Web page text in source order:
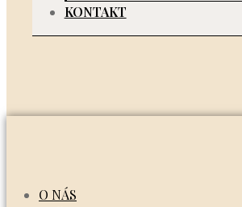
KONTAKT
O NÁS